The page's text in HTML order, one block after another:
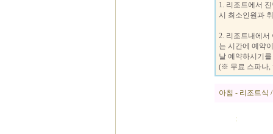
1. 리조트에서
시 최소인원과
2. 리조트내에서
는 시간에 예약
날 예약하시기
(※ 무료 스파나,
아침 - 리조트식
: